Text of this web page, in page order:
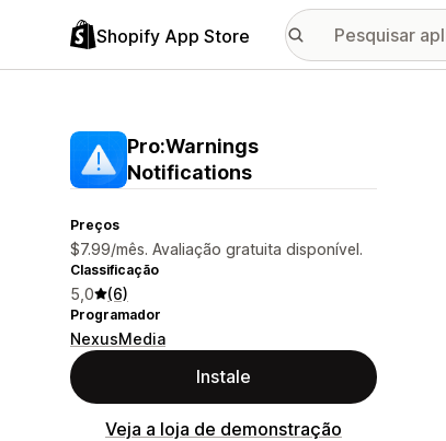
Shopify App Store
Pro:Warnings
Notifications
Preços
$7.99/mês. Avaliação gratuita disponível.
Classificação
5,0 (6)
Programador
NexusMedia
Instale
Veja a loja de demonstração